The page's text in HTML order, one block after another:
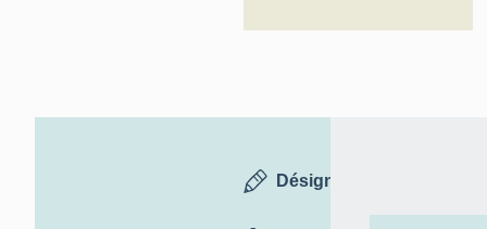
Désignation